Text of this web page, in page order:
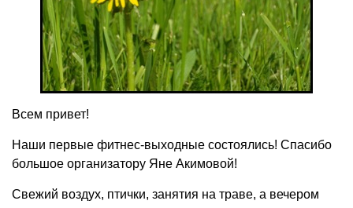
Всем привет!
Наши первые фитнес-выходные состоялись! Спасибо
большое организатору Яне Акимовой!
Свежий воздух, птички, занятия на траве, а вечером